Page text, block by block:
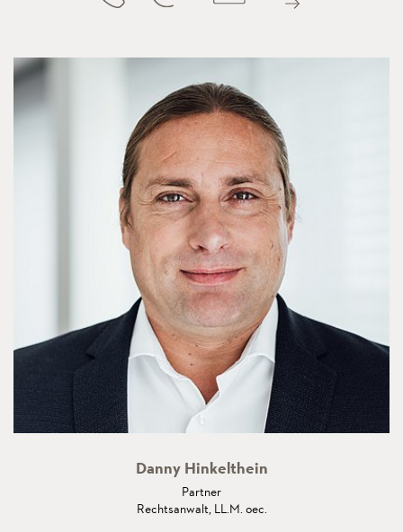
Danny Hinkelthein
Partner
Rechtsanwalt, LL.M. oec.